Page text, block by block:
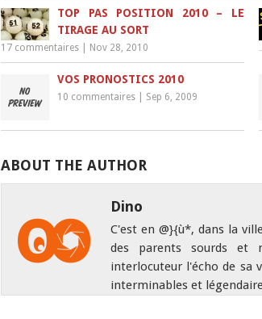
TOP PAS POSITION 2010 – LE
TIRAGE AU SORT
17 commentaires Nov 28, 2010
VOS PRONOSTICS 2010
10 commentaires Sep 6, 2009
ABOUT THE AUTHOR
Dino
C'est en @}{ù*, dans la
des parents sourds et
interlocuteur l'écho de sa
interminables et